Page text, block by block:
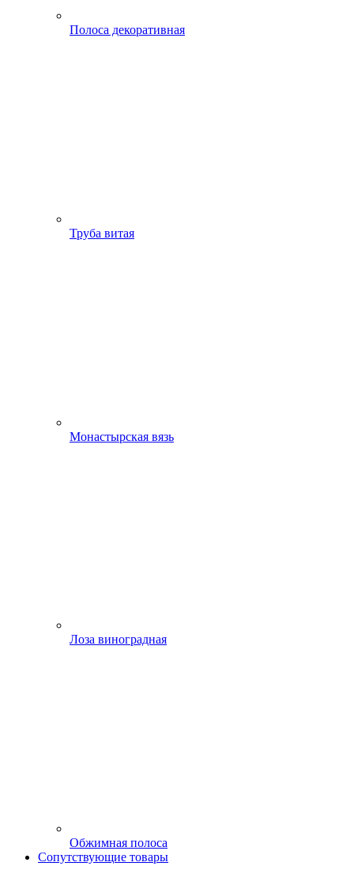
Полоса декоративная
Труба витая
Монастырская вязь
Лоза виноградная
Обжимная полоса
Сопутствующие товары